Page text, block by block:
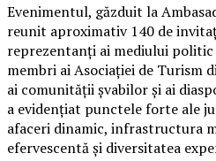
Evenimentul, găzduit la
reunit aproximativ 140 de
reprezentanți ai mediului
membri ai Asociației de Turism
ai comunității șvabilor și ai
a evidențiat punctele forte ale
afaceri dinamic, infrastructura
efervescentă și diversitatea